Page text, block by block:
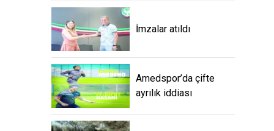
İmzalar atıldı
Amedspor’da çifte
ayrılık iddiası